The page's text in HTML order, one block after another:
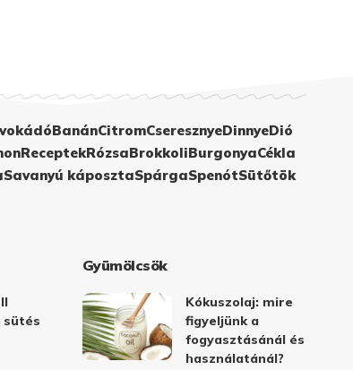
BanánCitromCseresznyeDinnyeDió
ReceptekRózsaBrokkoliBurgonyaCékla
Savanyú káposztaSpárgaSpenótSütőtök
sütés
Gyümölcsök
Kókuszolaj: mire
figyeljünk a
fogyasztásánál és
használatánál?